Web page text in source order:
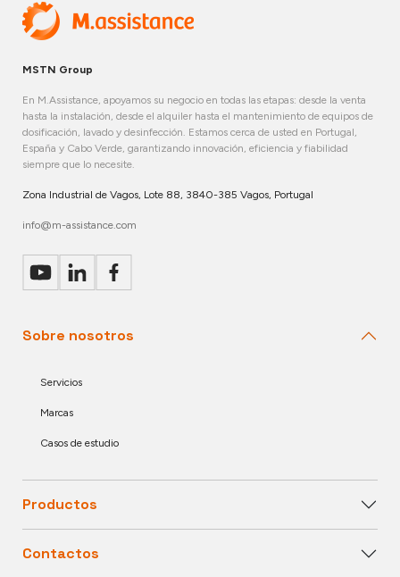
MSTN Group
En M.Assistance, apoyamos su negocio en todas las etapas: desde la venta
hasta la instalación, desde el alquiler hasta el mantenimiento de equipos de
dosificación, lavado y desinfección. Estamos cerca de usted en Portugal,
España y Cabo Verde, garantizando innovación, eficiencia y fiabilidad
siempre que lo necesite.
Zona Industrial de Vagos, Lote 88, 3840-385 Vagos, Portugal
info@m-assistance.com
Sobre nosotros
Servicios
Marcas
Casos de estudio
Productos
Contactos